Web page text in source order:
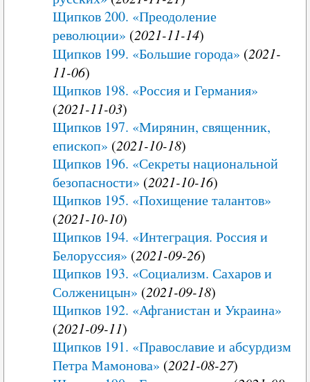
Щипков 200. «Преодоление
революции» (2021-11-14)
Щипков 199. «Большие города» (2021-
11-06)
Щипков 198. «Россия и Германия»
(2021-11-03)
Щипков 197. «Мирянин, священник,
епископ» (2021-10-18)
Щипков 196. «Секреты национальной
безопасности» (2021-10-16)
Щипков 195. «Похищение талантов»
(2021-10-10)
Щипков 194. «Интеграция. Россия и
Белоруссия» (2021-09-26)
Щипков 193. «Социализм. Сахаров и
Солженицын» (2021-09-18)
Щипков 192. «Афганистан и Украина»
(2021-09-11)
Щипков 191. «Православие и абсурдизм
Петра Мамонова» (2021-08-27)